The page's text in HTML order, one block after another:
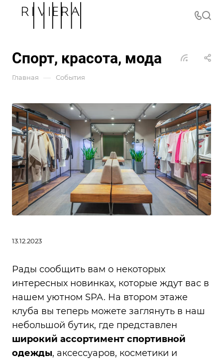
Спорт, красота, мода
Главная — События
13.12.2023
Рады сообщить вам о некоторых
интересных новинках, которые ждут вас в
нашем уютном SPA. На втором этаже
клуба вы теперь можете заглянуть в наш
небольшой бутик, где представлен
широкий ассортимент спортивной
одежды, аксессуаров, косметики и